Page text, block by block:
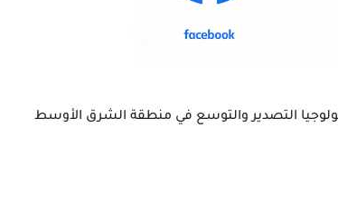
التصدير والتوسع في منطقة الشرق الأوسط